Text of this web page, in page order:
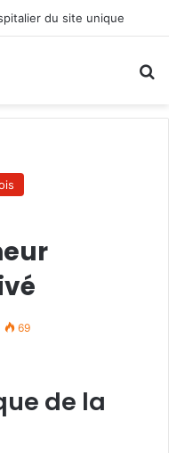
du site unique
69
de la